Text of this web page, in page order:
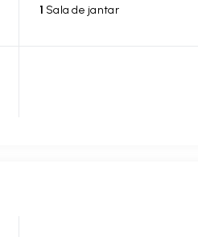
1 Sala de jantar